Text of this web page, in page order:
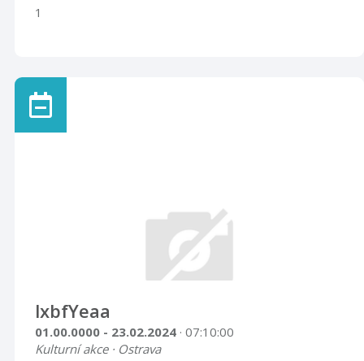
1
lxbfYeaa
01.00.0000 - 23.02.2024 · 07:10:00
Kulturní akce · Ostrava